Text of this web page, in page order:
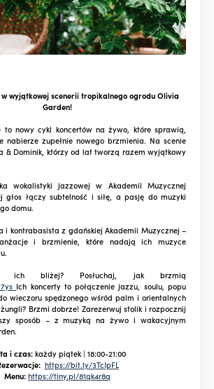
wyjątkowej scenerii tropikalnego ogrodu Olivia
Garden!
to nowy cykl koncertów na żywo, które sprawią,
nabierze zupełnie nowego brzmienia. Na scenie
& Dominik, którzy od lat tworzą razem wyjątkowy
wokalistyki jazzowej w Akademii Muzycznej
łączy subtelność i siłę, a pasję do muzyki
domu.
i kontrabasista z gdańskiej Akademii Muzycznej –
i brzmienie, które nadają ich muzyce
ich bliżej? Posłuchaj, jak brzmią
Ich koncerty to połączenie jazzu, soulu, popu
wieczoru spędzonego wśród palm i orientalnych
Brzmi dobrze! Zarezerwuj stolik i rozpocznij
sposób – z muzyką na żywo i wakacyjnym
i czas:każdy piątek | 18:00-21:00
https://bit.ly/3TcIpFL
Menu:https://tiny.pl/81qk4r8q